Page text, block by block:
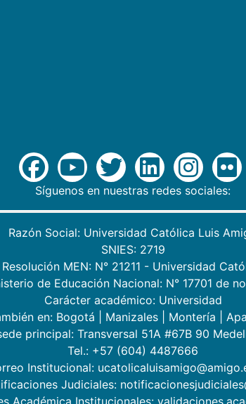
Síguenos en nuestras redes sociales:
Razón Social: Universidad Católica Luis
SNIES: 2719
Resolución MEN: N° 21211 - Universidad
de Educación Nacional: N° 17701 de
Carácter académico: Universidad
en: Bogotá Manizales Montería
principal: Transversal 51A #67B 90
Tel.: +57 (604) 4487666
Institucional:
Judiciales: